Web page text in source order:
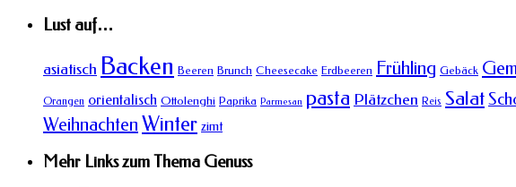
Lust auf…
asiatisch Backen Beeren Brunch Cheesecake Erdbeeren Frühling Gebäck
Orangen orientalisch Ottolenghi Paprika Parmesan pasta Plätzchen Reis Salat
Weihnachten Winter zimt
Mehr Links zum Thema Genuss